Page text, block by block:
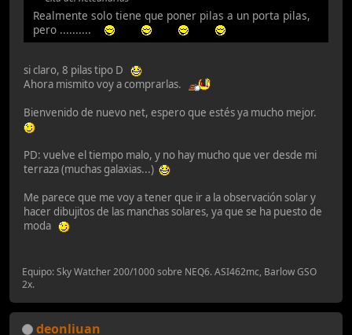
Realmente solo tiene que poner pilas a un porta pilas,
pero ..........
si claro, 8 pilas tipo D
Ahora mismito voy a comprarlas.
Bienvenido de nuevo net, espero que estés ya mucho mejor.
PD: vuelve el tiempo malo, y no hay mucho que ver desde mi
terraza (muchas galaxias...)
Me parece que me voy a tener que ir a la observación solar y
hacer dibujitos de las manchas solares, ya que se ha puesto de
moda
Equipo: Sky Watcher 200/1000 sobre NEQ6. ASI462mc, Barlow GSO
2x.
deonliuan